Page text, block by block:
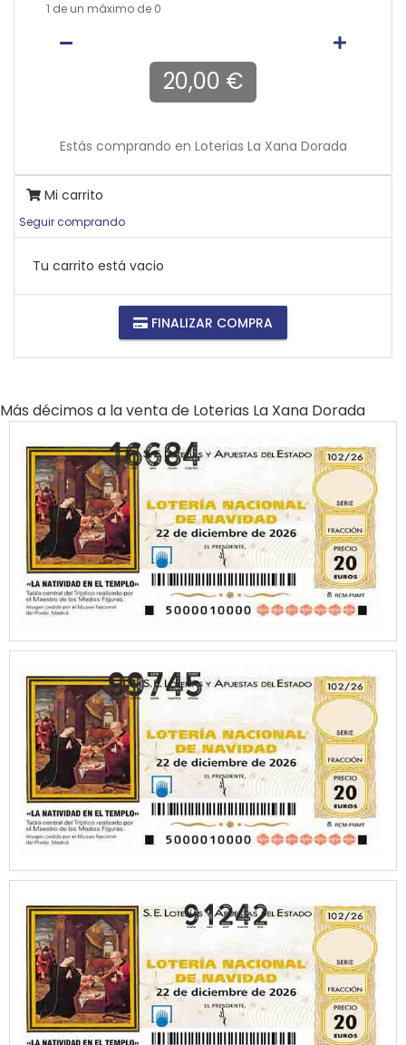
1 de un máximo de 0
20,00 €
Estás comprando en Loterias La Xana Dorada
Mi carrito
Seguir comprando
Tu carrito está vacio
FINALIZAR COMPRA
Más décimos a la venta de Loterias La Xana Dorada
91242